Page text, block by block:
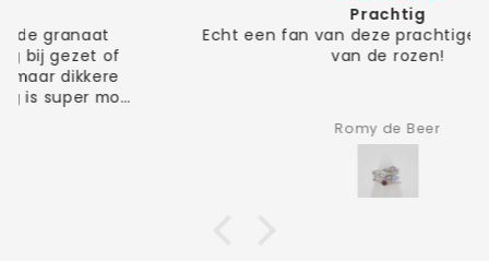
Echt een fan van deze prachtige ring, vooral